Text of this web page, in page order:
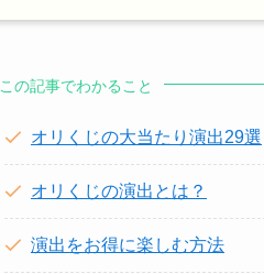
この記事でわかること
オリくじの大当たり演出29選
オリくじの演出とは？
演出をお得に楽しむ方法